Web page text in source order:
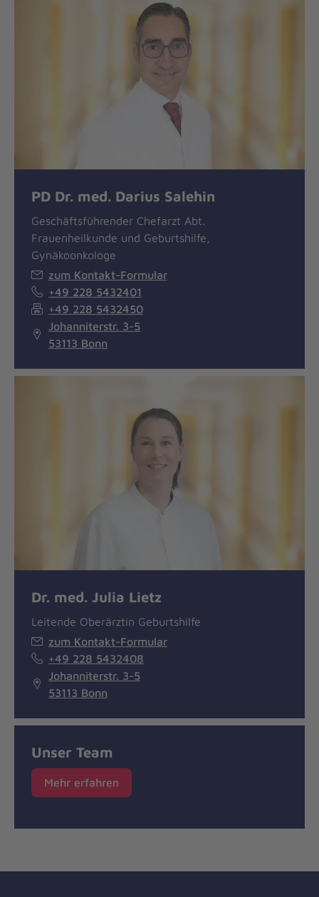
PD Dr. med. Darius Salehin
Geschäftsführender Chefarzt Abt.
Frauenheilkunde und Geburtshilfe,
Gynäkoonkologe
zum Kontakt-Formular
+49 228 5432401
+49 228 5432450
Johanniterstr. 3-5
53113 Bonn
Dr. med. Julia Lietz
Leitende Oberärztin Geburtshilfe
zum Kontakt-Formular
+49 228 5432408
Johanniterstr. 3-5
53113 Bonn
Unser Team
Mehr erfahren